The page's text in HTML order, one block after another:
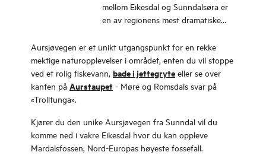
mellom Eikesdal og Sunndalsøra er
en av regionens mest dramatiske
villmark og stopp som du sent
glemmer. Åpner rundt 1. juni.
Aursjøvegen er et unikt utgangspunkt for en rekke
mektige naturopplevelser i området, enten du vil stoppe
ved et rolig fiskevann, bade i jettegryte eller se over
kanten på Aurstaupet - Møre og Romsdals svar på
«Trolltunga».
Kjører du den unike Aursjøvegen fra Sunndal vil du
komme ned i vakre Eikesdal hvor du kan oppleve
Mardalsfossen, Nord-Europas høyeste fossefall.